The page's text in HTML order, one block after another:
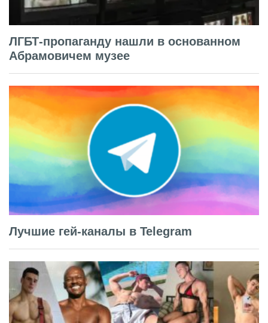
ЛГБТ-пропаганду нашли в основанном
Абрамовичем музее
Лучшие гей-каналы в Telegram